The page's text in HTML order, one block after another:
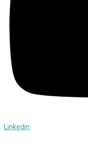
Linkedin